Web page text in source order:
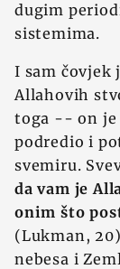
dugim
sistemima.
I sam čovjek
Allahovih
toga -- on je
podredio i
svemiru.
da vam je
onim što
(Lukman,
nebesa i